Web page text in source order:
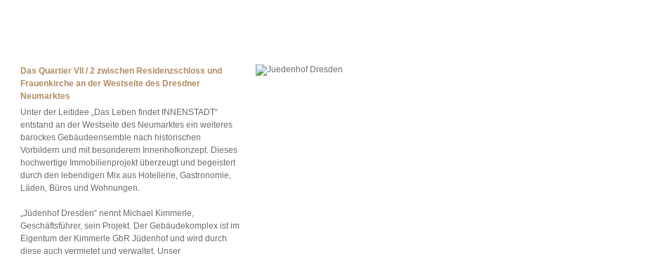
Das Quartier VII / 2 zwischen Residenzschloss und
Frauenkirche an der Westseite des Dresdner
Neumarktes
Unter der Leitidee „Das Leben findet INNENSTADT“
entstand an der Westseite des Neumarktes ein weiteres
barockes Gebäudeensemble nach historischen
Vorbildern und mit besonderem Innenhofkonzept. Dieses
hochwertige Immobilienprojekt überzeugt und begeistert
durch den lebendigen Mix aus Hotellerie, Gastronomie,
Läden, Büros und Wohnungen.
„Jüdenhof Dresden“ nennt Michael Kimmerle,
Geschäftsführer, sein Projekt. Der Gebäudekomplex ist im
Eigentum der Kimmerle GbR Jüdenhof und wird durch
diese auch vermietet und verwaltet. Unser